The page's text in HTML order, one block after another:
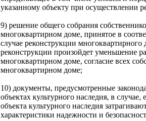
указанному объекту при осуществлении
9) решение общего собрания
многоквартирном доме, принятое в
случае реконструкции многоквартирного
реконструкции произойдет уменьшение
многоквартирном доме, согласие всех
многоквартирном доме;
10) документы, предусмотренные
объектах культурного наследия, в
объекта культурного наследия
характеристики надежности и